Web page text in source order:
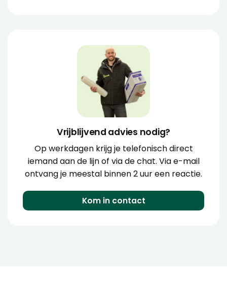
Vrijblijvend advies nodig?
Op werkdagen krijg je telefonisch direct
iemand aan de lijn of via de chat. Via e-mail
ontvang je meestal binnen 2 uur een reactie.
Kom in contact